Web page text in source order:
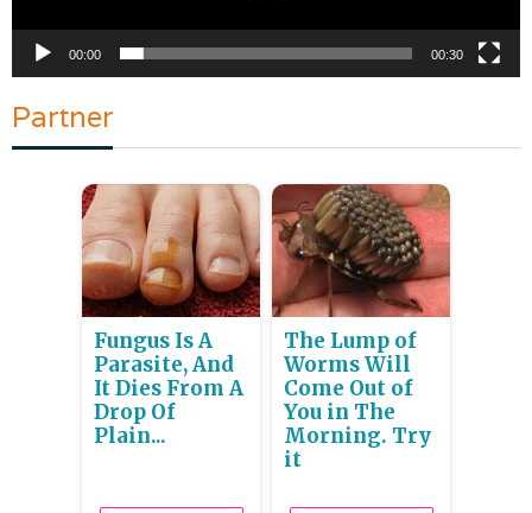
00:00 00:30
Partner
Fungus Is A
Parasite, And
It Dies From A
Drop Of
Plain...
The Lump of
Worms Will
Come Out of
You in The
Morning. Try
it